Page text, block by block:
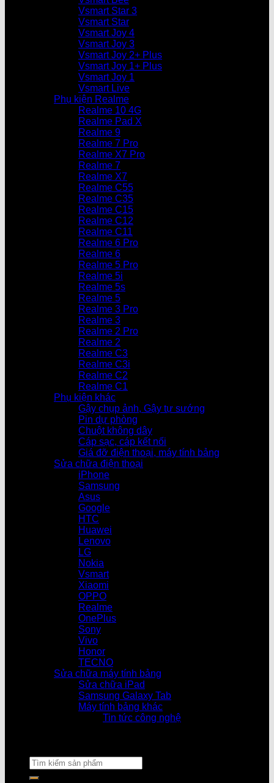
Vsmart Star 3
Vsmart Star
Vsmart Joy 4
Vsmart Joy 3
Vsmart Joy 2+ Plus
Vsmart Joy 1+ Plus
Vsmart Joy 1
Vsmart Live
Phụ kiện Realme
Realme 10 4G
Realme Pad X
Realme 9
Realme 7 Pro
Realme X7 Pro
Realme 7
Realme X7
Realme C55
Realme C35
Realme C15
Realme C12
Realme C11
Realme 6 Pro
Realme 6
Realme 5 Pro
Realme 5i
Realme 5s
Realme 5
Realme 3 Pro
Realme 3
Realme 2 Pro
Realme 2
Realme C3
Realme C3i
Realme C2
Realme C1
Phụ kiện khác
Gậy chụp ảnh, Gậy tự sướng
Pin dự phòng
Chuột không dây
Cáp sạc, cáp kết nối
Giá đỡ điện thoại, máy tính bảng
Sửa chữa điện thoại
iPhone
Samsung
Asus
Google
HTC
Huawei
Lenovo
LG
Nokia
Vsmart
Xiaomi
OPPO
Realme
OnePlus
Sony
Vivo
Honor
TECNO
Sửa chữa máy tính bảng
Sửa chữa iPad
Samsung Galaxy Tab
Máy tính bảng khác
Tin tức công nghệ